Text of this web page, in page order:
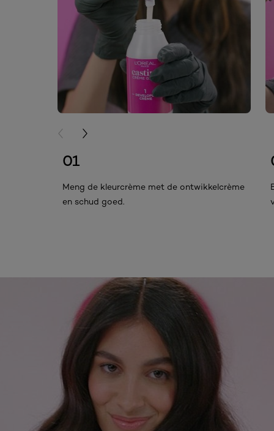
01
Meng de kleurcrème met de ontwikkelcrème
en schud goed.
PREVIOUS CARD
NEXT CARD